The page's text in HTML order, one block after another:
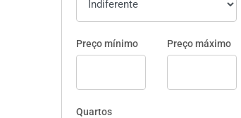
Preço mínimo Preço máximo
Quartos